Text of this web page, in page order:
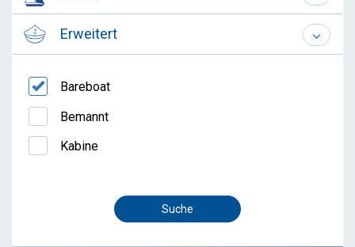
Erweitert
Bareboat
Bemannt
Kabine